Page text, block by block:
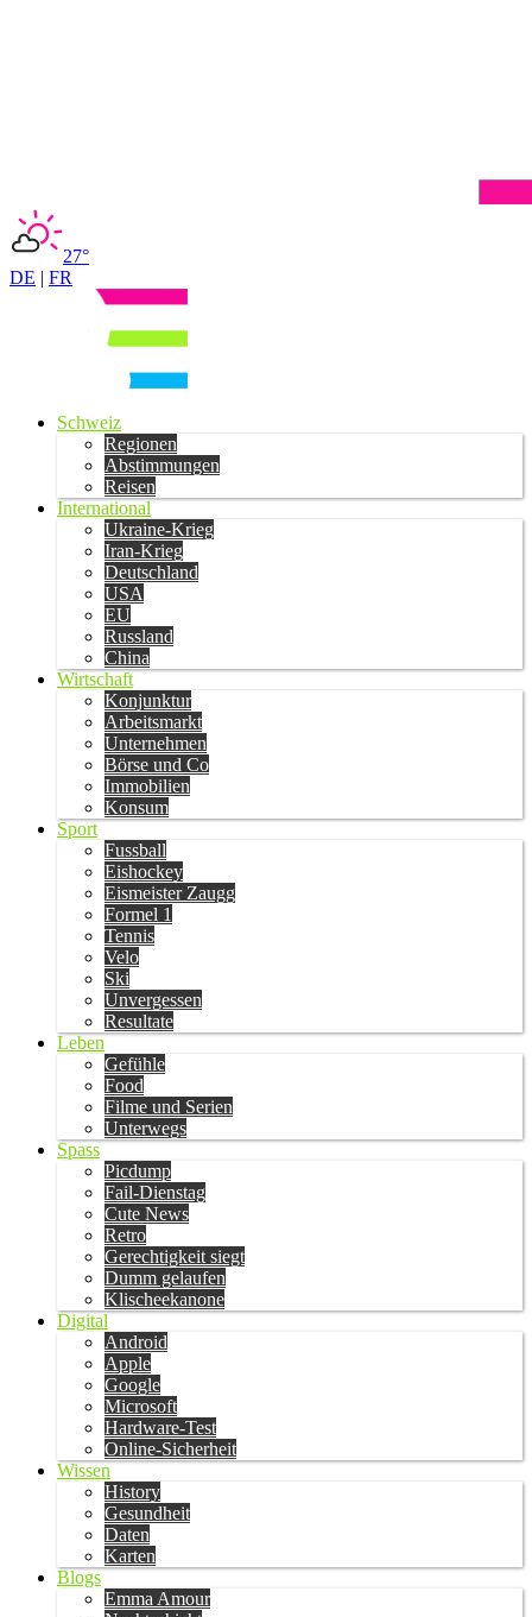
27°
DE | FR
Schweiz
Regionen
Abstimmungen
Reisen
International
Ukraine-Krieg
Iran-Krieg
Deutschland
USA
EU
Russland
China
Wirtschaft
Konjunktur
Arbeitsmarkt
Unternehmen
Börse und Co
Immobilien
Konsum
Sport
Fussball
Eishockey
Eismeister Zaugg
Formel 1
Tennis
Velo
Ski
Unvergessen
Resultate
Leben
Gefühle
Food
Filme und Serien
Unterwegs
Spass
Picdump
Fail-Dienstag
Cute News
Retro
Gerechtigkeit siegt
Dumm gelaufen
Klischeekanone
Digital
Android
Apple
Google
Microsoft
Hardware-Test
Online-Sicherheit
Wissen
History
Gesundheit
Daten
Karten
Blogs
Emma Amour